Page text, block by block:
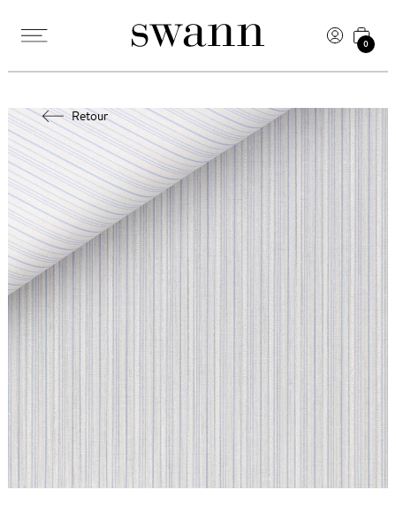
0
Retour